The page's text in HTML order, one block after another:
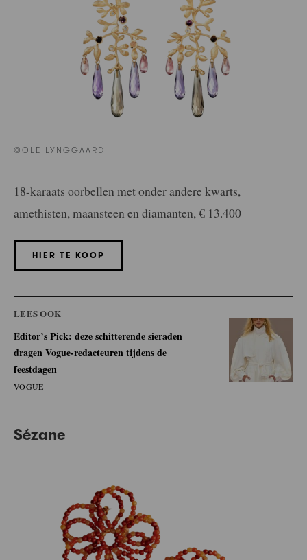
©OLE LYNGGAARD
18-karaats oorbellen met onder andere kwarts,
amethisten, maansteen en diamanten, € 13.400
HIER TE KOOP
LEES OOK
Editor’s Pick: deze schitterende sieraden
dragen Vogue-redacteuren tijdens de
feestdagen
VOGUE
Sézane